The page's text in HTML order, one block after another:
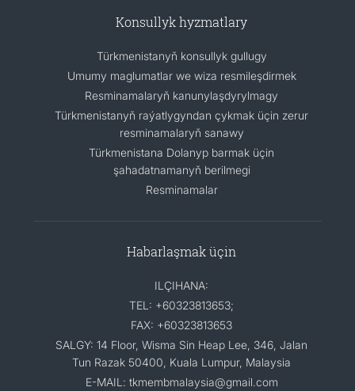
Konsullyk hyzmatlary
Türkmenistanyň konsullyk gullugy
Umumy maglumatlar we wiza resmileşdirmek
Resminamalaryň kanunylaşdyrylmagy
Türkmenistanyň raýatlygyndan çykmak üçin zerur
resminamalaryň sanawy
Türkmenistana Dolanyp barmak üçin
şahadatnamanyň berilmegi
Resminamalar
Habarlaşmak üçin
ILÇIHANA:
TEL: +60323813653;
FAX: +60323813653
SALGY: 14 Floor, Wisma Sin Heap Lee, 346, Jalan
Tun Razak 50400, Kuala Lumpur, Malaysia
E-MAIL: tkmembmalaysia@gmail.com